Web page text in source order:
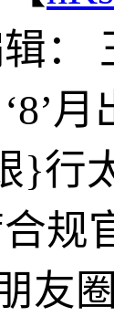
：
}行
规
友